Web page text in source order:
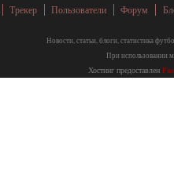
Трекер Пользователи Форум
Новости, статьи, блоги, статистика
При использовании
Хостинг предоставлен